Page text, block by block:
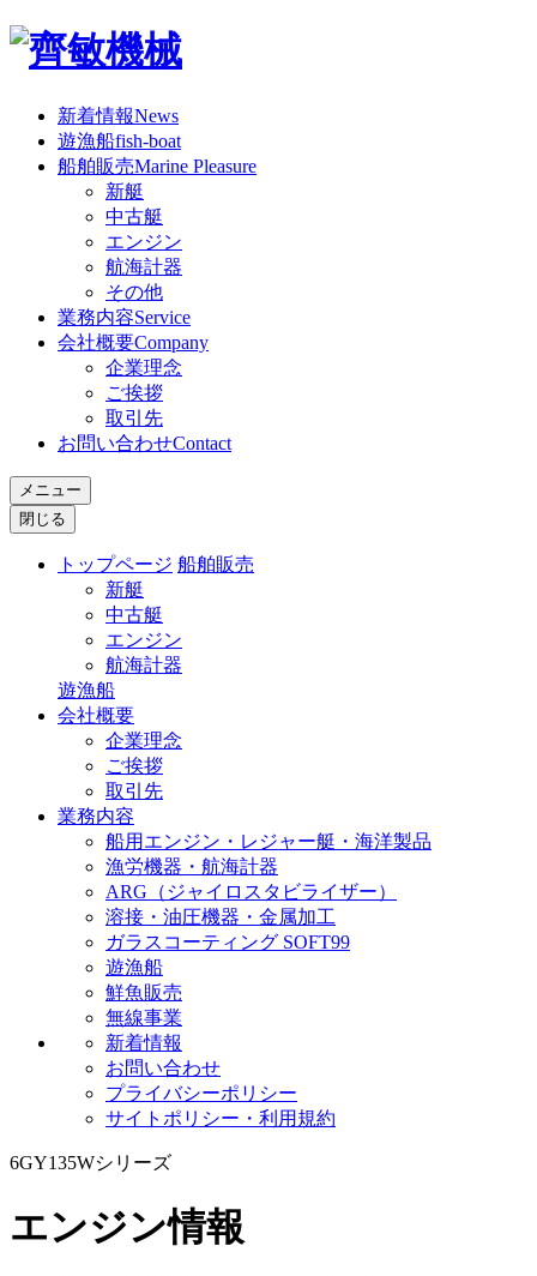
新着情報News
遊漁船fish-boat
船舶販売Marine Pleasure
新艇
中古艇
エンジン
航海計器
その他
業務内容Service
会社概要Company
企業理念
ご挨拶
取引先
お問い合わせContact
メニュー
閉じる
トップページ 船舶販売
新艇
中古艇
エンジン
航海計器
遊漁船
会社概要
企業理念
ご挨拶
取引先
業務内容
船用エンジン・レジャー艇・海洋製品
漁労機器・航海計器
ARG（ジャイロスタビライザー）
溶接・油圧機器・金属加工
ガラスコーティング SOFT99
遊漁船
鮮魚販売
無線事業
新着情報
お問い合わせ
プライバシーポリシー
サイトポリシー・利用規約
6GY135Wシリーズ
エンジン情報